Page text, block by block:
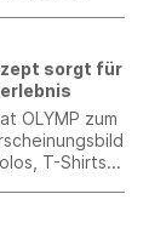
Outfits.
sorgt für
OLYMP zum
T-Shirts